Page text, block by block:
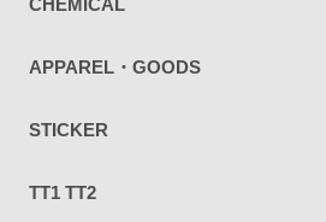
CHEMICAL
APPAREL・GOODS
STICKER
TT1 TT2